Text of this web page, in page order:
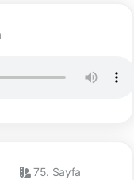
75. Sayfa